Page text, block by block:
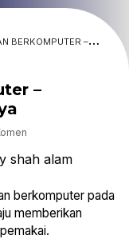
BERKOMPUTER –
–
berkomputer pada
memberikan